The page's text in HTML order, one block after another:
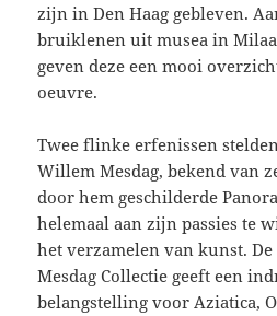
zijn in Den Haag gebleven.
bruiklenen uit musea in
geven deze een mooi
oeuvre.
Twee flinke erfenissen
Willem Mesdag, bekend van
door hem geschilderde
helemaal aan zijn passies te
het verzamelen van kunst.
Mesdag Collectie geeft een
belangstelling voor Aziatica,